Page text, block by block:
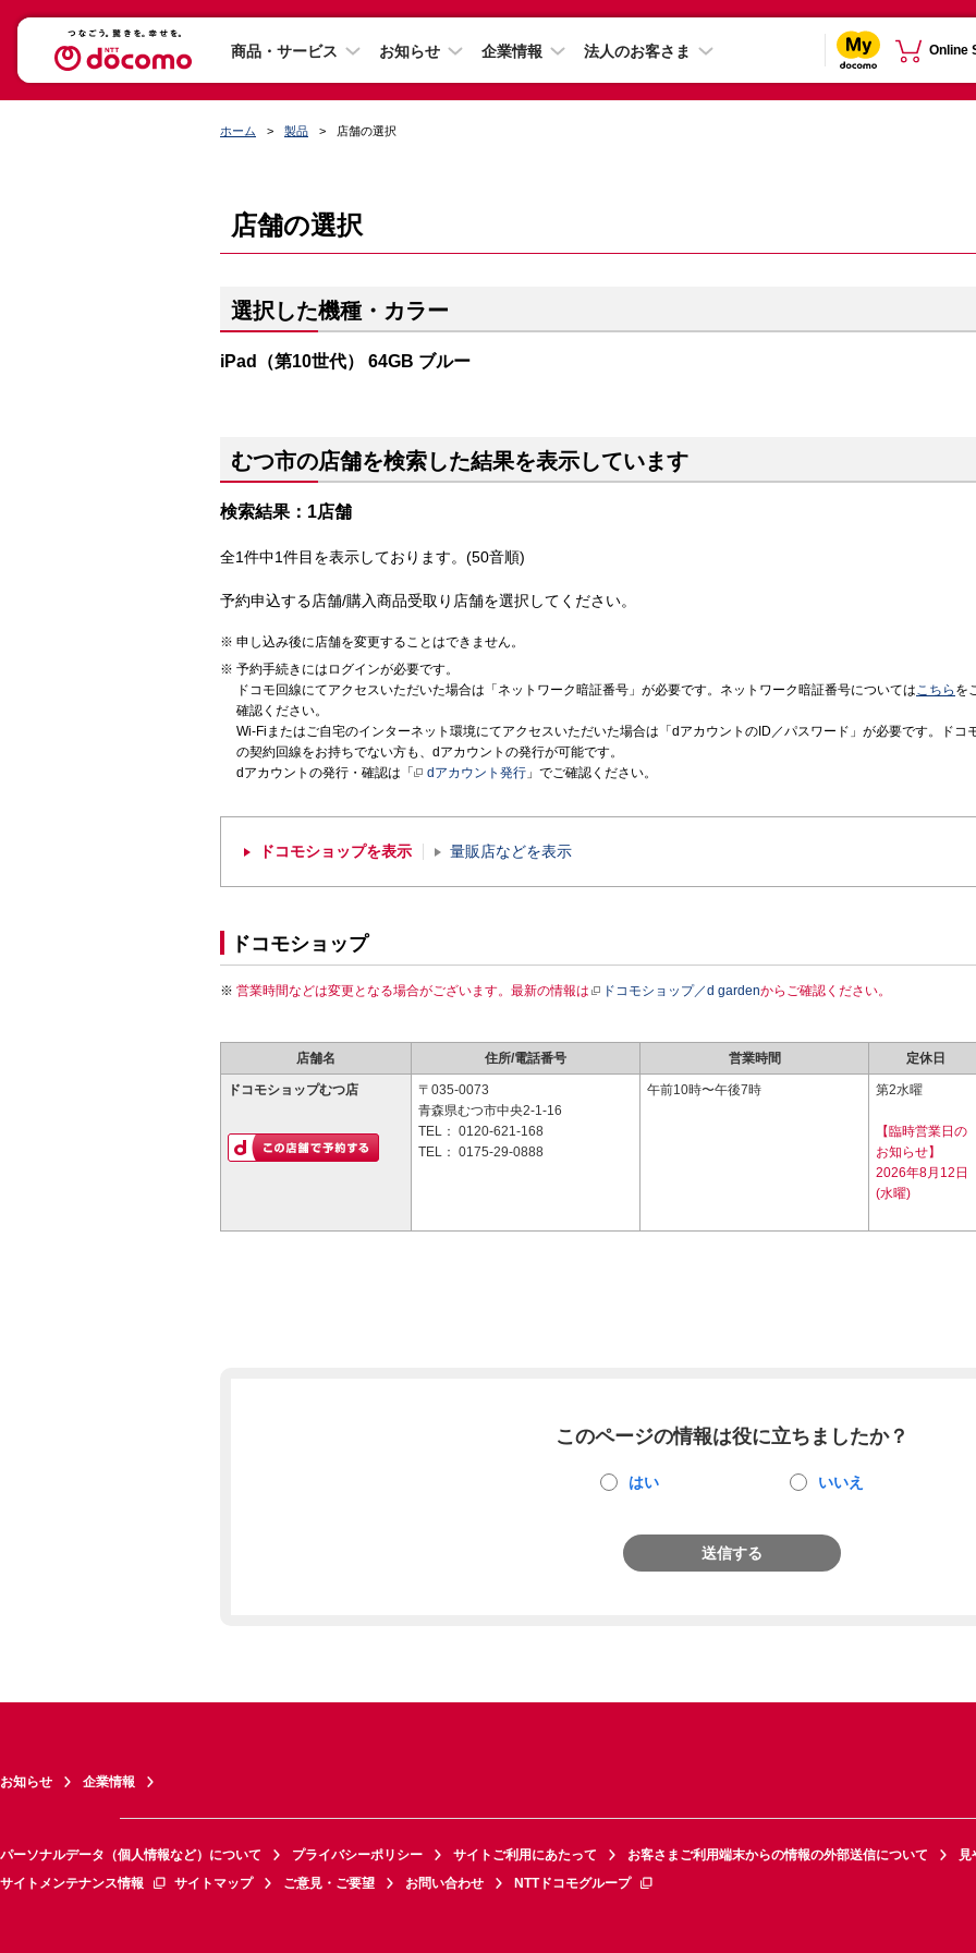
商品・サービス お知らせ 企業情報 法人のお客さま Online
ホーム 製品 店舗の選択
店舗の選択
選択した機種・カラー
iPad（第10世代） 64GB ブルー
むつ市の店舗を検索した結果を表示しています
検索結果：1店舗
全1件中1件目を表示しております。(50音順)
予約申込する店舗/購入商品受取り店舗を選択してください。
申し込み後に店舗を変更することはできません。
予約手続きにはログインが必要です。
ドコモ回線にてアクセスいただいた場合は「ネットワーク暗証番号」が必要です。ネットワーク暗証番号についてはこちら を
確認ください。
Wi-Fiまたはご自宅のインターネット環境にてアクセスいただいた場合は「dアカウントのID／パスワード」が必要です。ドコ
の契約回線をお持ちでない方も、dアカウントの発行が可能です。
dアカウントの発行・確認は「
dアカウント発行 」でご確認ください。
ドコモショップを表示 量販店などを表示
ドコモショップ
営業時間などは変更となる場合がございます。最新の情報は ドコモショップ／d gardenからご確認ください。
店舗名 住所/電話番号 営業時間 定休日
ドコモショップむつ店
〒035-0073
青森県むつ市中央2-1-16
TEL： 0120-621-168
TEL： 0175-29-0888
午前10時〜午後7時 第2水曜
【臨時営業日の
お知らせ】
2026年8月12日
(水曜)
このページの情報は役に立ちましたか？
はい いいえ
送信する
お知らせ 企業情報
パーソナルデータ（個人情報など）について プライバシーポリシー サイトご利用にあたって お客さまご利用端末からの情報の外部送信について
見
サイトメンテナンス情報
サイトマップ ご意見・ご要望 お問い合わせ NTTドコモグループ